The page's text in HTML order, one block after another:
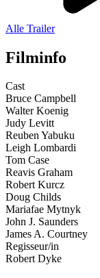
Alle Trailer
Filminfo
Cast
Bruce Campbell
Walter Koenig
Judy Levitt
Reuben Yabuku
Leigh Lombardi
Tom Case
Reavis Graham
Robert Kurcz
Doug Childs
Mariafae Mytnyk
John J. Saunders
James A. Courtney
Regisseur/in
Robert Dyke